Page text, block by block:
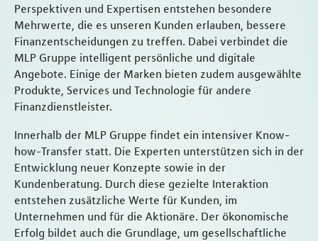
Perspektiven und Expertisen entstehen besondere
Mehrwerte, die es unseren Kunden erlauben, bessere
Finanzentscheidungen zu treffen. Dabei verbindet die
MLP Gruppe intelligent persönliche und digitale
Angebote. Einige der Marken bieten zudem ausgewählte
Produkte, Services und Technologie für andere
Finanzdienstleister.
Innerhalb der MLP Gruppe findet ein intensiver Know-
how-Transfer statt. Die Experten unterstützen sich in der
Entwicklung neuer Konzepte sowie in der
Kundenberatung. Durch diese gezielte Interaktion
entstehen zusätzliche Werte für Kunden, im
Unternehmen und für die Aktionäre. Der ökonomische
Erfolg bildet auch die Grundlage, um gesellschaftliche